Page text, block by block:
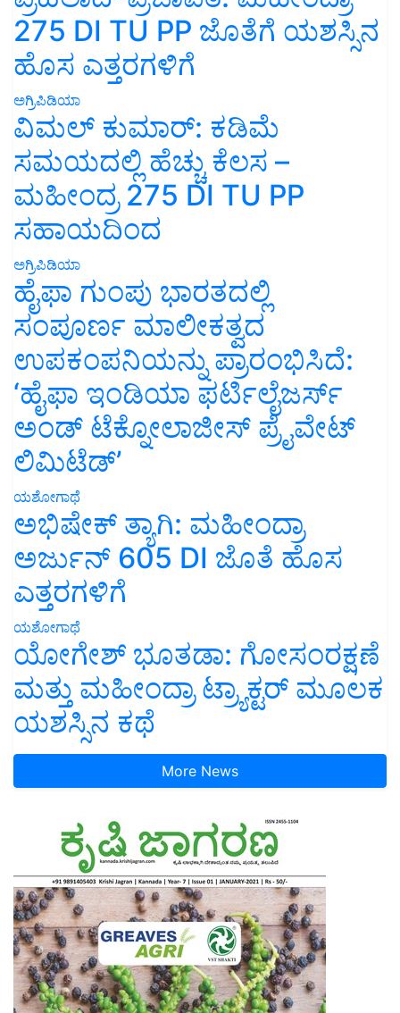
275 DI TU PP ಜೊತೆಗೆ ಯಶಸ್ಸಿನ
ಹೊಸ ಎತ್ತರಗಳಿಗೆ
ಅಗ್ರಿಪಿಡಿಯಾ
ವಿಮಲ್ ಕುಮಾರ್: ಕಡಿಮೆ
ಸಮಯದಲ್ಲಿ ಹೆಚ್ಚು ಕೆಲಸ –
ಮಹೀಂದ್ರ 275 DI TU PP
ಸಹಾಯದಿಂದ
ಅಗ್ರಿಪಿಡಿಯಾ
ಹೈಫಾ ಗುಂಪು ಭಾರತದಲ್ಲಿ
ಸಂಪೂರ್ಣ ಮಾಲೀಕತ್ವದ
ಉಪಕಂಪನಿಯನ್ನು ಪ್ರಾರಂಭಿಸಿದೆ:
‘ಹೈಫಾ ಇಂಡಿಯಾ ಫರ್ಟಿಲೈಜರ್ಸ್
ಅಂಡ್ ಟೆಕ್ನೋಲಾಜೀಸ್ ಪ್ರೈವೇಟ್
ಲಿಮಿಟೆಡ್’
ಯಶೋಗಾಥೆ
ಅಭಿಷೇಕ್ ತ್ಯಾಗಿ: ಮಹೀಂದ್ರಾ
ಅರ್ಜುನ್ 605 DI ಜೊತೆ ಹೊಸ
ಎತ್ತರಗಳಿಗೆ
ಯಶೋಗಾಥೆ
ಯೋಗೇಶ್ ಭೂತಡಾ: ಗೋಸಂರಕ್ಷಣೆ
ಮತ್ತು ಮಹೀಂದ್ರಾ ಟ್ರ್ಯಾಕ್ಟರ್ ಮೂಲಕ
ಯಶಸ್ಸಿನ ಕಥೆ
More News